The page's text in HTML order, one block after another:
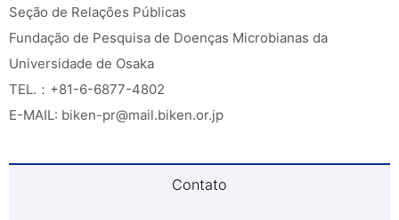
Seção de Relações Públicas
Fundação de Pesquisa de Doenças Microbianas da
Universidade de Osaka
TEL.：+81-6-6877-4802
E-MAIL: biken-pr@mail.biken.or.jp
Contato